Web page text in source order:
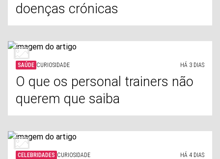
doenças crónicas
SAÚDE CURIOSIDADE HÁ 3 DIAS
O que os personal trainers não
querem que saiba
CELEBRIDADES CURIOSIDADE HÁ 4 DIAS